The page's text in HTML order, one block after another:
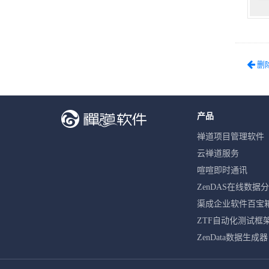
删
产品
禅道项目管理软件
云禅道服务
喧喧即时通讯
ZenDAS在线数据
渠成企业软件百宝
ZTF自动化测试框
ZenData数据生成器